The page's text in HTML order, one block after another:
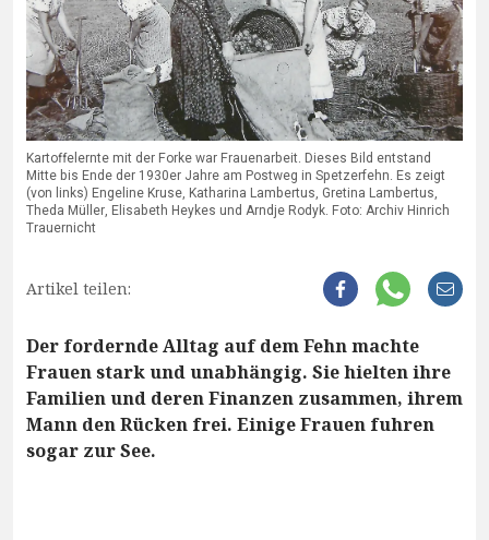
Kartoffelernte mit der Forke war Frauenarbeit. Dieses Bild entstand
Mitte bis Ende der 1930er Jahre am Postweg in Spetzerfehn. Es zeigt
(von links) Engeline Kruse, Katharina Lambertus, Gretina Lambertus,
Theda Müller, Elisabeth Heykes und Arndje Rodyk. Foto: Archiv Hinrich
Trauernicht
Artikel teilen:
Der fordernde Alltag auf dem Fehn machte
Frauen stark und unabhängig. Sie hielten ihre
Familien und deren Finanzen zusammen, ihrem
Mann den Rücken frei. Einige Frauen fuhren
sogar zur See.